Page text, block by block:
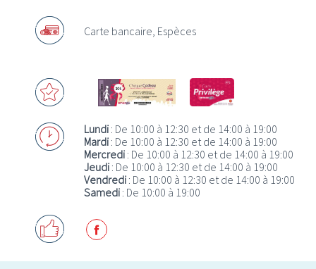
Acheter des chèques Cadeaux
Où utiliser les Chèques Cadeaux ?
Où utiliser ma Carte Privilège ?
Carte bancaire, Espèces
Lundi: De 10:00 à 12:30 et de 14:00 à 19:00
Mardi: De 10:00 à 12:30 et de 14:00 à 19:00
Mercredi: De 10:00 à 12:30 et de 14:00 à 19:00
Jeudi: De 10:00 à 12:30 et de 14:00 à 19:00
Vendredi: De 10:00 à 12:30 et de 14:00 à 19:00
Samedi: De 10:00 à 19:00